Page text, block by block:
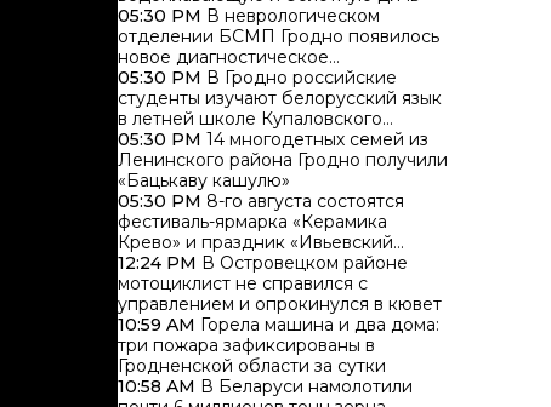
05:30 PM В неврологическом
отделении БСМП Гродно появилось
новое диагностическое
оборудование
05:30 PM В Гродно российские
студенты изучают белорусский язык
в летней школе Купаловского
университета
05:30 PM 14 многодетных семей из
Ленинского района Гродно получили
«Бацькаву кашулю»
05:30 PM 8-го августа состоятся
фестиваль-ярмарка «Керамика
Крево» и праздник «Ивьевский
помидор»
12:24 PM В Островецком районе
мотоциклист не справился с
управлением и опрокинулся в кювет
10:59 AM Горела машина и два дома:
три пожара зафиксированы в
Гродненской области за сутки
10:58 AM В Беларуси намолотили